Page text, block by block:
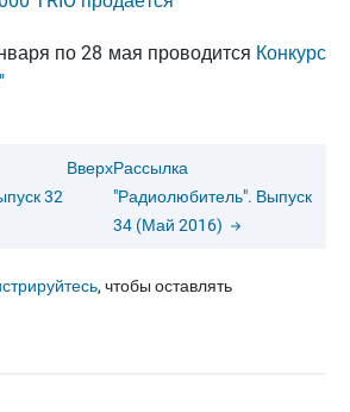
по 28 мая проводится Конкурс
32
ВверхРассылка
"Радиолюбитель". Выпуск
34 (Май 2016)
, чтобы оставлять